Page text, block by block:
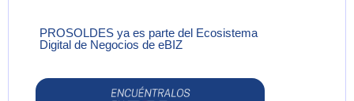
PROSOLDES ya es parte del Ecosistema
Digital de Negocios de eBIZ